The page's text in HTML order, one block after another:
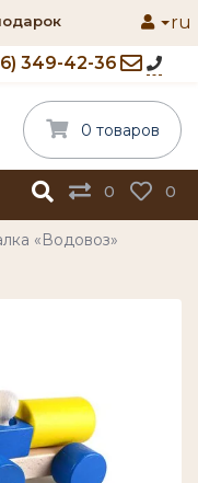
349-42-36
ru
0 0
0 товаров
«Водовоз»